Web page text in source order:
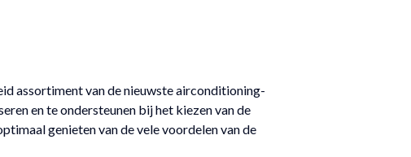
assortiment van de nieuwste airconditioning-
en te ondersteunen bij het kiezen van de
genieten van de vele voordelen van de